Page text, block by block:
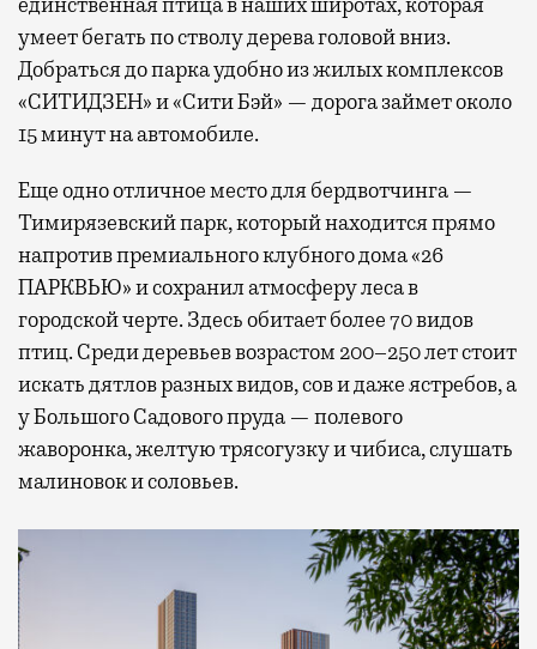
умеет бегать по стволу дерева головой вниз.
Добраться до парка удобно из жилых комплексов
«СИТИДЗЕН» и «Сити Бэй» — дорога займет около
15 минут на автомобиле.
Еще одно отличное место для бердвотчинга —
Тимирязевский парк, который находится прямо
напротив премиального клубного дома «26
ПАРКВЬЮ» и сохранил атмосферу леса в
городской черте. Здесь обитает более 70 видов
птиц. Среди деревьев возрастом 200–250 лет стоит
искать дятлов разных видов, сов и даже ястребов, а
у Большого Садового пруда — полевого
жаворонка, желтую трясогузку и чибиса, слушать
малиновок и соловьев.